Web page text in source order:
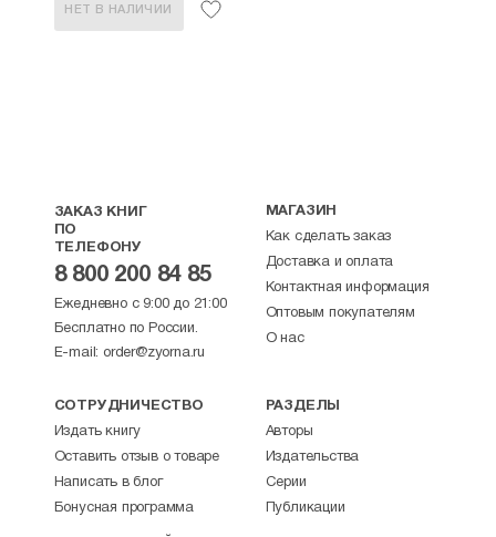
НЕТ В НАЛИЧИИ
ЗАКАЗ КНИГ
ПО
ТЕЛЕФОНУ
8 800 200 84 85
Ежедневно с 9:00 до 21:00
Бесплатно по России.
E-mail: order@zyorna.ru
МАГАЗИН
Как сделать заказ
Доставка и оплата
Контактная информация
Оптовым покупателям
О нас
СОТРУДНИЧЕСТВО
Издать книгу
Оставить отзыв о товаре
Написать в блог
Бонусная программа
РАЗДЕЛЫ
Авторы
Издательства
Серии
Публикации